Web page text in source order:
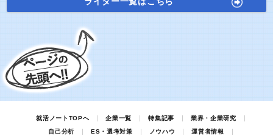
就活ノートTOPへ 企業一覧 特集記事
業界・企業研究
自己分析
ES・選考対策 ノウハウ
運営者情報